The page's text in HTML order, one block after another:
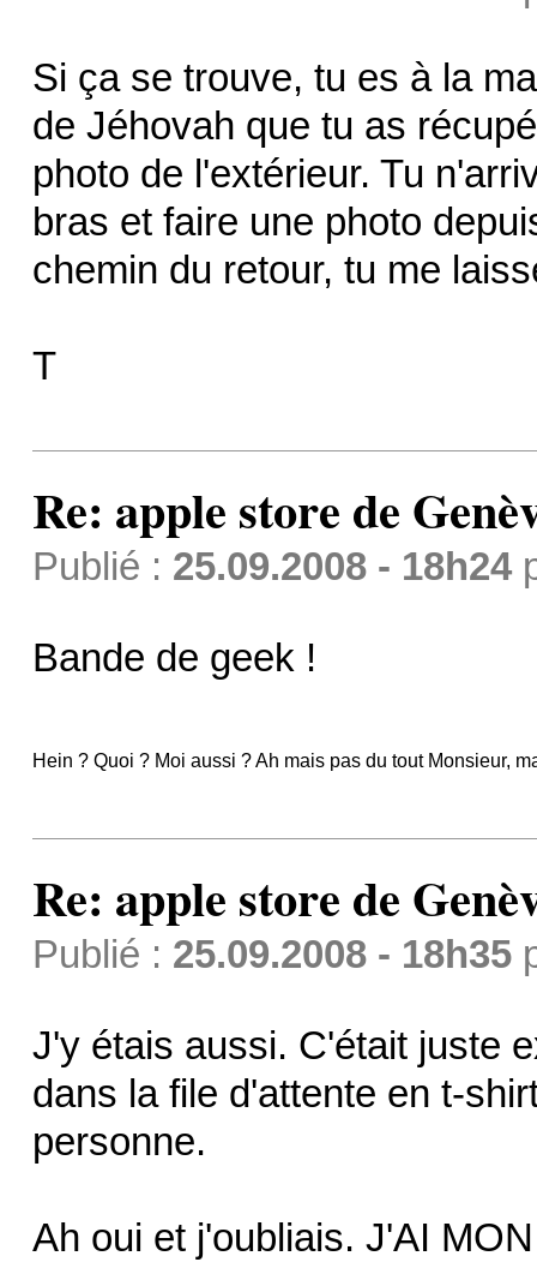
Si ça se trouve, tu es à la
de Jéhovah que tu as
photo de l'extérieur. Tu
bras et faire une photo
chemin du retour, tu me
T
Re: apple store de
Publié : 25.09.2008 - 18h24
Bande de geek !
Hein ? Quoi ? Moi aussi ? Ah mais pas du tout Monsieur,
Re: apple store de
Publié : 25.09.2008 - 18h35
J'y étais aussi. C'était juste
dans la file d'attente en t-
personne.
Ah oui et j'oubliais. J'AI